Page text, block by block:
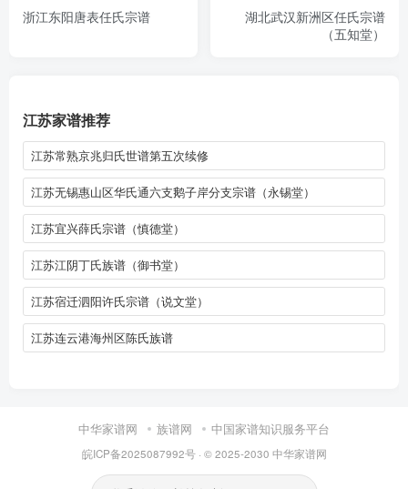
浙江东阳唐表任氏宗谱
湖北武汉新洲区任氏宗谱
（五知堂）
江苏家谱推荐
江苏常熟京兆归氏世谱第五次续修
江苏无锡惠山区华氏通六支鹅子岸分支宗谱（永锡堂）
江苏宜兴薛氏宗谱（慎德堂）
江苏江阴丁氏族谱（御书堂）
江苏宿迁泗阳许氏宗谱（说文堂）
江苏连云港海州区陈氏族谱
中华家谱网 族谱网 中国家谱知识服务平台
皖ICP备2025087992号· © 2025-2030 中华家谱网